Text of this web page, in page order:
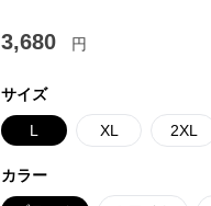
3,680 円
サイズ
L XL 2XL
カラー